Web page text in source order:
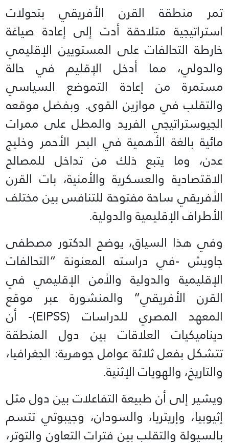
تمر منطقة القرن الأفريقي بتحولات
استراتيجية متلاحقة أدت إلى إعادة صياغة
خارطة التحالفات على المستويين الإقليمي
والدولي، مما أدخل الإقليم في حالة
مستمرة من إعادة التموضع السياسي
والتقلب في موازين القوى. وبفضل موقعه
الجيوستراتيجي الفريد والمطل على ممرات
مائية بالغة الأهمية في البحر الأحمر وخليج
عدن، وما يتبع ذلك من تداخل للمصالح
الاقتصادية والعسكرية والأمنية، بات القرن
الأفريقي ساحة مفتوحة للتنافس بين مختلف
الأطراف الإقليمية والدولية.
وفي هذا السياق، يوضح الدكتور مصطفى
جاويش -في دراسته المعنونة “التحالفات
الإقليمية والدولية والأمن الإقليمي في
القرن الأفريقي” والمنشورة عبر موقع
المعهد المصري للدراسات (EIPSS)- أن
ديناميكيات العلاقات بين دول المنطقة
تتشكل بفعل ثلاثة عوامل جوهرية: الجغرافيا،
والتاريخ، والهويات الإثنية.
ويشير إلى أن طبيعة التفاعلات بين دول مثل
إثيوبيا، وإريتريا، والسودان، وجيبوتي تتسم
بالسيولة والتقلب بين فترات التعاون والتوتر،